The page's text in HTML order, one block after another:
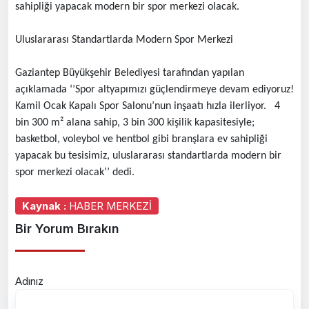
sahipliği yapacak modern bir spor merkezi olacak.
Uluslararası Standartlarda Modern Spor Merkezi
Gaziantep Büyükşehir Belediyesi tarafından yapılan
açıklamada ‘’Spor altyapımızı güçlendirmeye devam ediyoruz!
Kamil Ocak Kapalı Spor Salonu’nun inşaatı hızla ilerliyor. 4
bin 300 m² alana sahip, 3 bin 300 kişilik kapasitesiyle;
basketbol, voleybol ve hentbol gibi branşlara ev sahipliği
yapacak bu tesisimiz, uluslararası standartlarda modern bir
spor merkezi olacak’’ dedi.
Kaynak : HABER MERKEZİ
Bir Yorum Bırakın
Adınız